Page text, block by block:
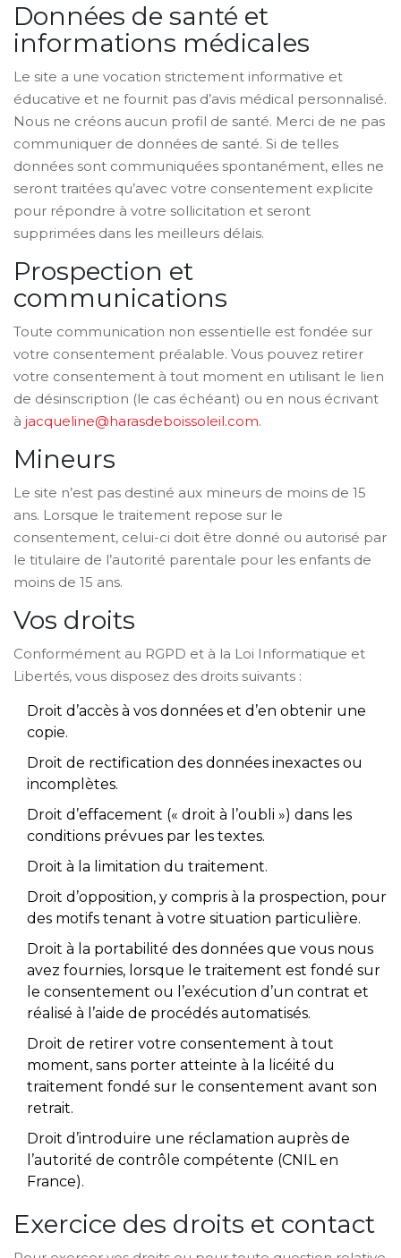
Données de santé et
informations médicales
Le site a une vocation strictement informative et
éducative et ne fournit pas d’avis médical personnalisé.
Nous ne créons aucun profil de santé. Merci de ne pas
communiquer de données de santé. Si de telles
données sont communiquées spontanément, elles ne
seront traitées qu’avec votre consentement explicite
pour répondre à votre sollicitation et seront
supprimées dans les meilleurs délais.
Prospection et
communications
Toute communication non essentielle est fondée sur
votre consentement préalable. Vous pouvez retirer
votre consentement à tout moment en utilisant le lien
de désinscription (le cas échéant) ou en nous écrivant
à jacqueline@harasdeboissoleil.com.
Mineurs
Le site n’est pas destiné aux mineurs de moins de 15
ans. Lorsque le traitement repose sur le
consentement, celui-ci doit être donné ou autorisé par
le titulaire de l’autorité parentale pour les enfants de
moins de 15 ans.
Vos droits
Conformément au RGPD et à la Loi Informatique et
Libertés, vous disposez des droits suivants :
Droit d’accès à vos données et d’en obtenir une
copie.
Droit de rectification des données inexactes ou
incomplètes.
Droit d’effacement (« droit à l’oubli ») dans les
conditions prévues par les textes.
Droit à la limitation du traitement.
Droit d’opposition, y compris à la prospection, pour
des motifs tenant à votre situation particulière.
Droit à la portabilité des données que vous nous
avez fournies, lorsque le traitement est fondé sur
le consentement ou l’exécution d’un contrat et
réalisé à l’aide de procédés automatisés.
Droit de retirer votre consentement à tout
moment, sans porter atteinte à la licéité du
traitement fondé sur le consentement avant son
retrait.
Droit d’introduire une réclamation auprès de
l’autorité de contrôle compétente (CNIL en
France).
Exercice des droits et contact